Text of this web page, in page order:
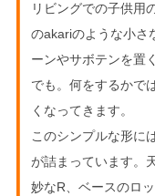
リビングでの子供用
のakariのような小さ
ーンやサボテンを置
でも。何をするかで
くなってきます。
このシンプルな形に
が詰まっています。
妙なR、ベースのロ